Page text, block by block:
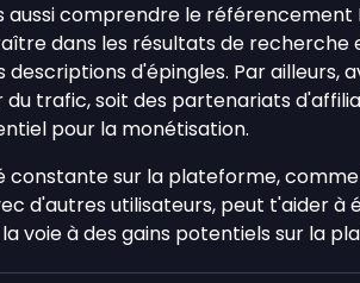
aussi comprendre le
dans les résultats de
d'épingles. Par ailleurs,
du trafic, soit des partenariats
pour la monétisation.
constante sur la plateforme,
d'autres utilisateurs, peut t'aider
voie à des gains potentiels sur la